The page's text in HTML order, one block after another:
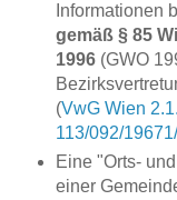
Informationen
gemäß § 85
1996 (GWO
(VwG Wien
113/092/
Eine "Orts-
einer